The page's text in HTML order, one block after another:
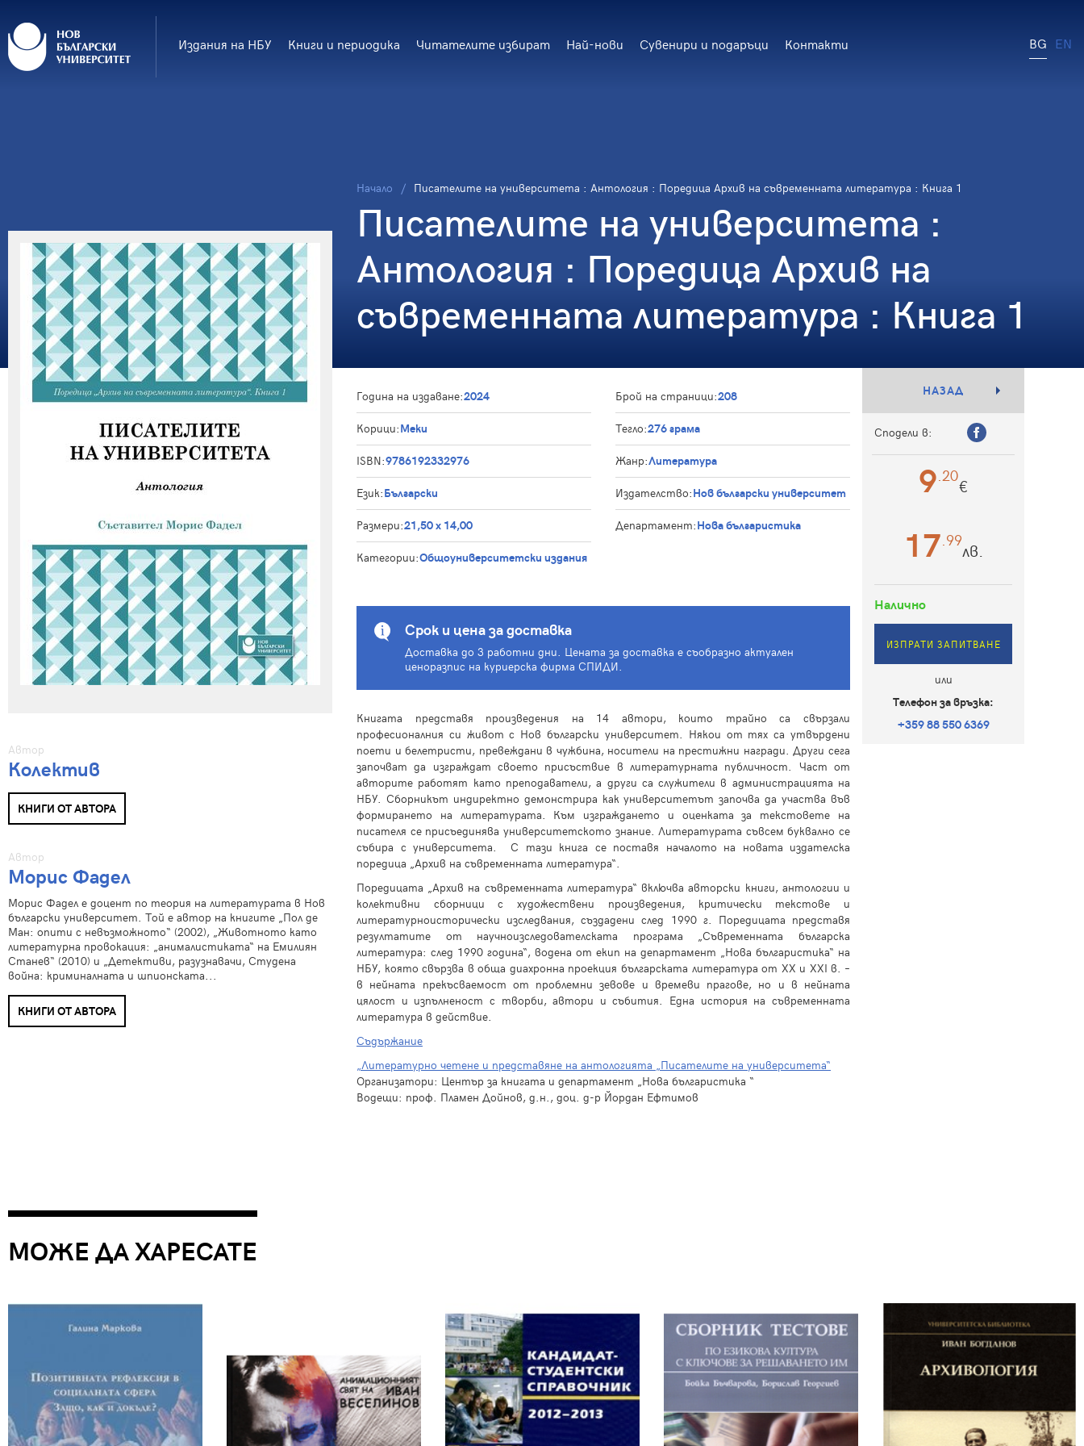
Издания на НБУ Книги и периодика Читателите избират Най-нови Сувенири и подаръци Контакти BG EN
Начало Писателите на университета : Антология : Поредица Архив на съвременната литература : Книга 1
Писателите на университета :
Антология : Поредица Архив на
съвременната литература : Книга 1
Автор
Колектив
КНИГИ ОТ АВТОРА
Автор
Морис Фадел
Морис Фадел е доцент по теория на литературата в Нов
български университет. Той е автор на книгите „Пол де
Ман: опити с невъзможното“ (2002), „Животното като
литературна провокация: „анималистиката“ на Емилиян
Станев“ (2010) и „Детективи, разузнавачи, Студена
война: криминалната и шпионската...
КНИГИ ОТ АВТОРА
Година на издаване:2024 Брой на страници:208
Корици:Меки Тегло:276 грама
ISBN:9786192332976 Жанр:Литература
Език:Български Издателство:Нов български университет
Размери:21,50 х 14,00 Департамент:Нова българистика
Категории:Общоуниверситетски издания
Срок и цена за доставка
Доставка до 3 работни дни. Цената за доставка е съобразно актуален
ценоразпис на куриерска фирма СПИДИ.
Книгата представя произведения на 14 автори, които трайно са свързали
професионалния си живот с Нов български университет. Някои от тях са утвърдени
поети и белетристи, превеждани в чужбина, носители на престижни награди. Други сега
започват да изграждат своето присъствие в литературната публичност. Част от
авторите работят като преподаватели, а други са служители в администрацията на
НБУ. Сборникът индиректно демонстрира как университетът започва да участва във
формирането на литературата. Към изграждането и оценката за текстовете на
писателя се присъединява университетското знание. Литературата съвсем буквално се
събира с университета. С тази книга се поставя началото на новата издателска
поредица „Архив на съвременната литература“.
Поредицата „Архив на съвременната литература“ включва авторски книги, антологии и
колективни сборници с художествени произведения, критически текстове и
литературноисторически изследвания, създадени след 1990 г. Поредицата представя
резултатите от научноизследователската програма „Съвременната българска
литература: след 1990 година“, водена от екип на департамент „Нова българистика“ на
НБУ, която свързва в обща диахронна проекция българската литература от ХХ и ХХІ в. –
в нейната прекъсваемост от проблемни зевове и времеви прагове, но и в нейната
цялост и изпълненост с творби, автори и събития. Една история на съвременната
литература в действие.
Съдържание
„Литературно четене и представяне на антологията „Писателите на университета“
Организатори: Център за книгата и департамент „Нова българистика “
Водещи: проф. Пламен Дойнов, д.н., доц. д-р Йордан Ефтимов
НАЗАД
Сподели в:
9 .20€
17 .99лв.
Налично
ИЗПРАТИ ЗАПИТВАНЕ
или
Телефон за връзка:
+359 88 550 6369
МОЖЕ ДА ХАРЕСАТЕ